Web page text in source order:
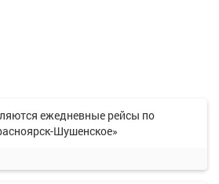
ежедневные рейсы по
Шушенское»